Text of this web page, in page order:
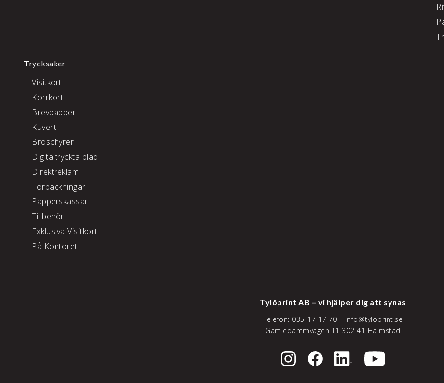
Trycksaker
Visitkort
Korrkort
Brevpapper
Kuvert
Broschyrer
Digitaltryckta blad
Direktreklam
Förpackningar
Papperskassar
Tillbehör
Exklusiva Visitkort
På Kontoret
Tylöprint AB – vi hjälper dig att synas
Telefon: 035-17 17 70 | info@tyloprint.se
Gamledammvägen 11 302 41 Halmstad